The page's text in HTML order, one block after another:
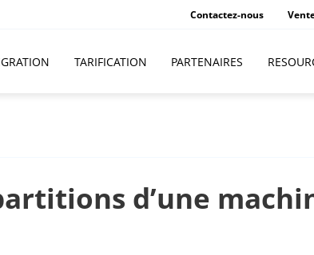
Contactez-nous
TARIFICATION PARTENAIRES
d’une